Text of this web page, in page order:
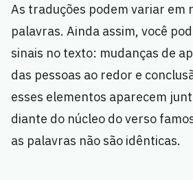
As traduções podem variar em
palavras. Ainda assim, você
sinais no texto: mudanças de
das pessoas ao redor e
esses elementos aparecem
diante do núcleo do verso
as palavras não são idênticas.